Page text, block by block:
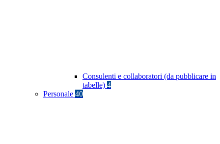
Consulenti e collaboratori (da pubblicare in
tabelle) 4
Personale 40